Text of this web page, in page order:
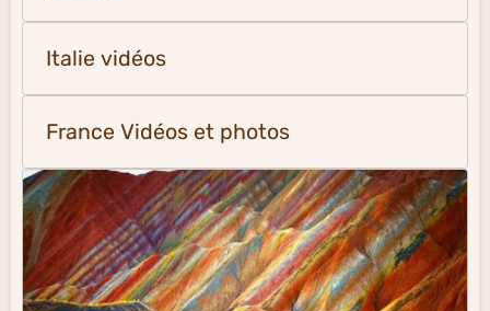
Italie vidéos
France Vidéos et photos